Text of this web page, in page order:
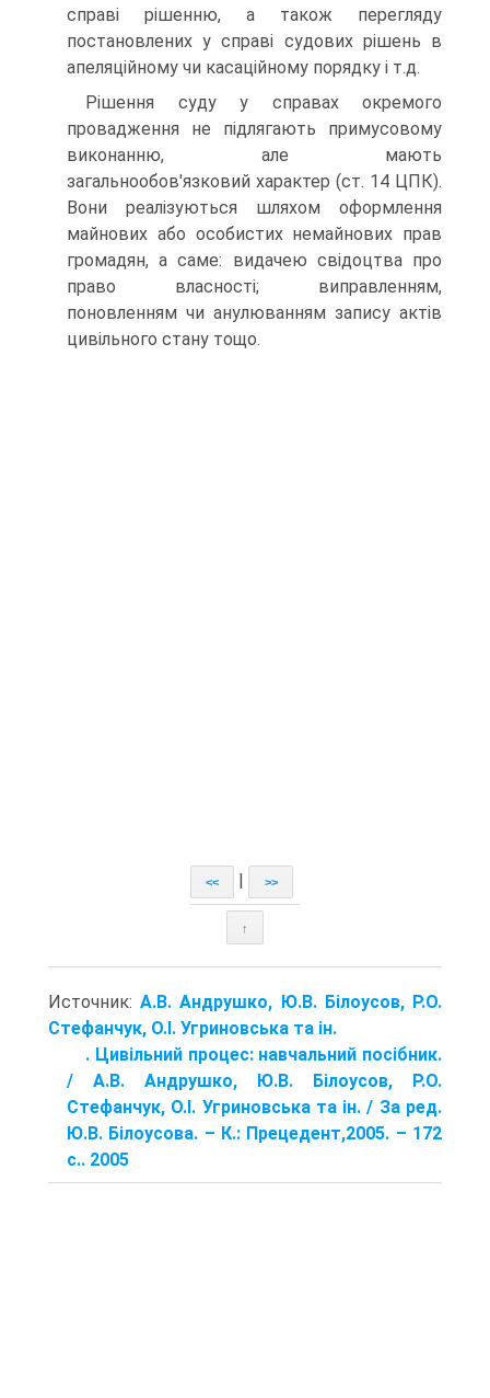
справі рішенню, а також перегляду
постановлених у справі судових рішень в
апеляційному чи касаційному порядку і т.д.
Рішення суду у справах окремого
провадження не підлягають примусовому
виконанню, але мають
загальнообов'язковий характер (ст. 14 ЦПК).
Вони реалізуються шляхом оформлення
майнових або особистих немайнових прав
громадян, а саме: видачею свідоцтва про
право власності; виправленням,
поновленням чи анулюванням запису актів
цивільного стану тощо.
<< >>
↑
Источник:А.В. Андрушко, Ю.В. Білоусов, Р.О.
Стефанчук, О.І. Угриновська та ін.
. Цивільний процес: навчальний посібник.
/ А.В. Андрушко, Ю.В. Білоусов, Р.О.
Стефанчук, О.І. Угриновська та ін. / За ред.
Ю.В. Білоусова. – К.: Прецедент,2005. – 172
с.. 2005